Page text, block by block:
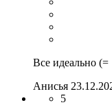
Все идеально (=
Анисья
5